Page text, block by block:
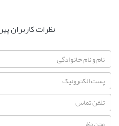
نظرات کاربران